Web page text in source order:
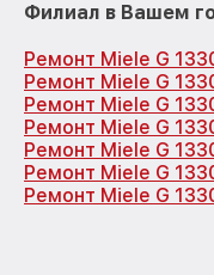
Филиал в Вашем
Ремонт Miele G
Ремонт Miele G
Ремонт Miele G
Ремонт Miele G
Ремонт Miele G
Ремонт Miele G
Ремонт Miele G